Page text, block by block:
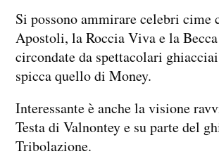
Si possono ammirare celebri cime
Apostoli, la Roccia Viva e la
circondate da spettacolari
spicca quello di Money.
Interessante è anche la visione
Testa di Valnontey e su parte del
Tribolazione.